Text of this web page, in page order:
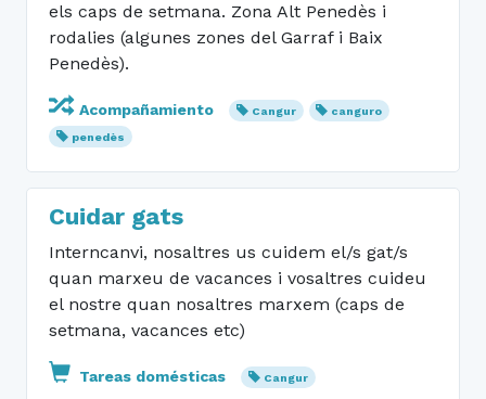
els caps de setmana. Zona Alt Penedès i
rodalies (algunes zones del Garraf i Baix
Penedès).
Acompañamiento Cangur
canguro
penedès
Cuidar gats
Interncanvi, nosaltres us cuidem el/s gat/s
quan marxeu de vacances i vosaltres cuideu
el nostre quan nosaltres marxem (caps de
setmana, vacances etc)
Tareas domésticas Cangur